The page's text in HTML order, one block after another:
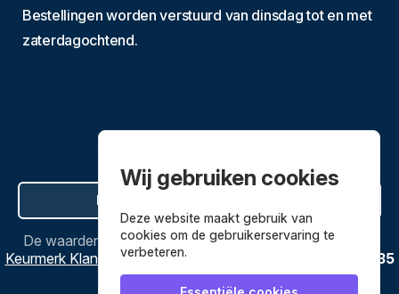
Bestellingen worden verstuurd van dinsdag tot en met
zaterdagochtend.
Hier de overeenkomst ontbinden
De waardering vanBestekenpannen.nlbijWebwinkel
Keurmerk Klantbeoordelingen
3635
reviews.
Wij gebruiken cookies
Deze website maakt gebruik van
cookies om de gebruikerservaring te
verbeteren.